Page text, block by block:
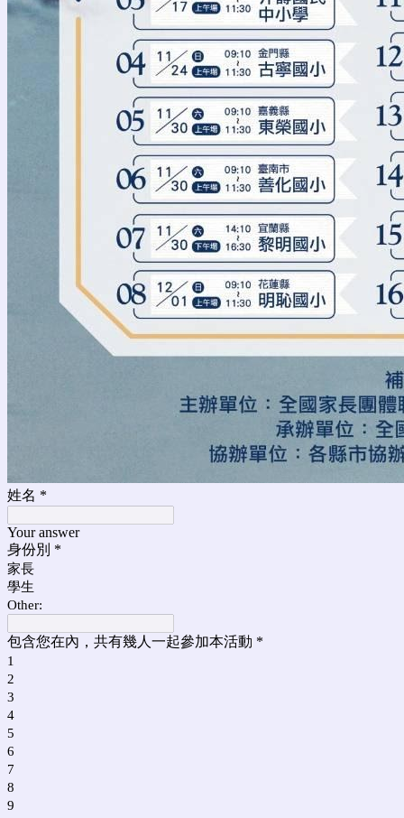
姓名 *
Your answer
身份別 *
家長
學生
Other:
包含您在內，共有幾人一起參加本活動 *
1
2
3
4
5
6
7
8
9